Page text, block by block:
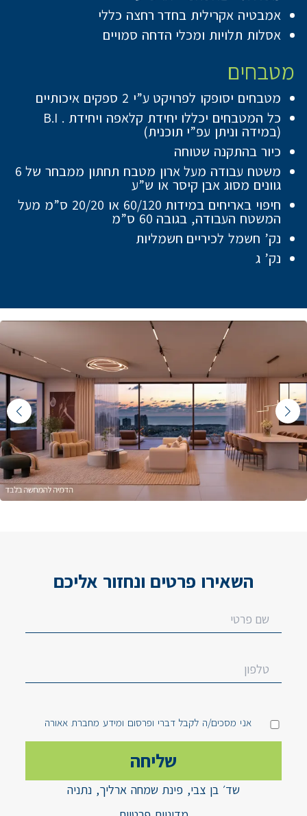
אמבטיה אקרילית בחדר רחצה כללי
אסלות תלויות ומכלי הדחה סמויים
מטבחים
מטבחים יסופקו לפרויקט ע”י 2 ספקים איכותיים
כל המטבחים יכללו יחידת קלאפה ויחידת . B.I
(במידה וניתן עפ”י תוכנית)
כיור בהתקנה שטוחה
משטח עבודה מעל ארון מטבח תחתון ממבחר של 6
גוונים מסוג אבן קיסר או ש”ע
חיפוי באריחים במידות 60/120 או 20/20 ס”מ מעל
המשטח העבודה, בגובה 60 ס”מ
נק’ חשמל לכיריים חשמליות
נק’ ג
Featured Content Slider
השאירו פרטים ונחזור אליכם
אני מסכים/ה לקבל דברי ופרסום ומידע מחברת אאורה
שד׳ בן צבי, פינת שמחה ארליך, נתניה